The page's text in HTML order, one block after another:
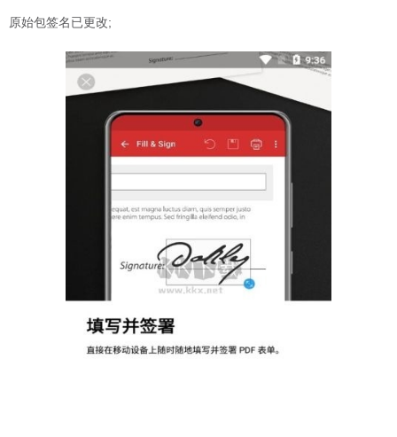
原始包签名已更改;